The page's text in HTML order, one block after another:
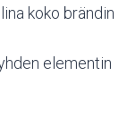
koko brändin
elementin